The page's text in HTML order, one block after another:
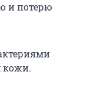
и потерю
кожи.